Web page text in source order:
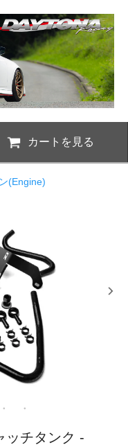
カートを見る
(Engine)
ッチタンク -